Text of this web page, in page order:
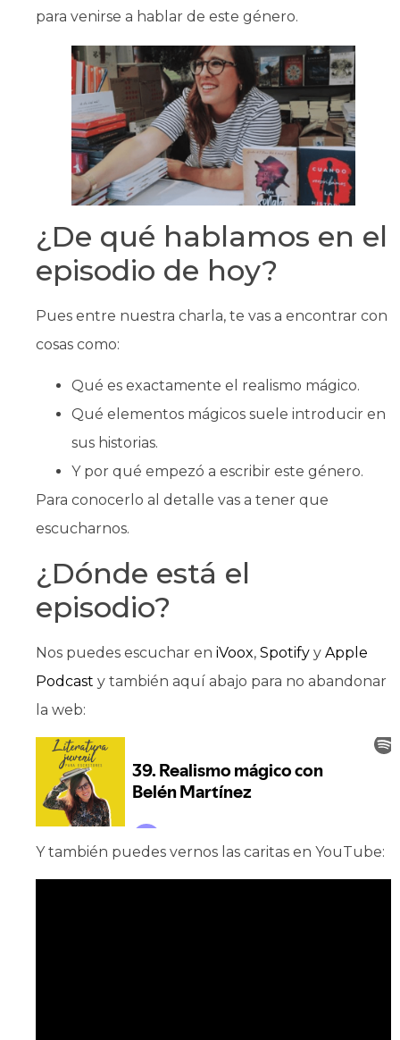
para venirse a hablar de este género.
¿De qué hablamos en el
episodio de hoy?
Pues entre nuestra charla, te vas a encontrar con
cosas como:
Qué es exactamente el realismo mágico.
Qué elementos mágicos suele introducir en
sus historias.
Y por qué empezó a escribir este género.
Para conocerlo al detalle vas a tener que
escucharnos.
¿Dónde está el
episodio?
Nos puedes escuchar en iVoox, Spotify y Apple
Podcast y también aquí abajo para no abandonar
la web:
Y también puedes vernos las caritas en YouTube: